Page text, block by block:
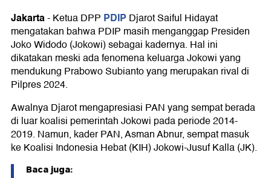
Jakarta-Ketua DPP PDIP Djarot Saiful Hidayat
mengatakan bahwa PDIP masih menganggap Presiden
Joko Widodo (Jokowi) sebagai kadernya. Hal ini
dikatakan meski ada fenomena keluarga Jokowi yang
mendukung Prabowo Subianto yang merupakan rival di
Pilpres 2024.
Awalnya Djarot mengapresiasi PAN yang sempat berada
di luar koalisi pemerintah Jokowi pada periode 2014-
2019. Namun, kader PAN, Asman Abnur, sempat masuk
ke Koalisi Indonesia Hebat (KIH) Jokowi-Jusuf Kalla (JK).
Baca juga: